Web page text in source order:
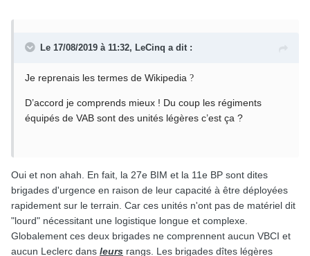
Le 17/08/2019 à 11:32, LeCinq a dit :
Je reprenais les termes de Wikipedia ?
D’accord je comprends mieux ! Du coup les régiments
équipés de VAB sont des unités légères c’est ça ?
Oui et non ahah. En fait, la 27e BIM et la 11e BP sont dites
brigades d'urgence en raison de leur capacité à être déployées
rapidement sur le terrain. Car ces unités n'ont pas de matériel dit
"lourd" nécessitant une logistique longue et complexe.
Globalement ces deux brigades ne comprennent aucun VBCI et
aucun Leclerc dans leurs rangs. Les brigades dîtes légères